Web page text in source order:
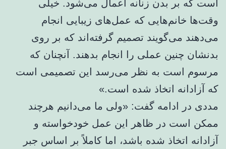
است که بر بدن زنانه اعمال می‌شود. خیلی
وقت‌ها خانم‌هایی که عمل‌های زیبایی انجام
می‌دهند می‌گویند تصمیم گرفته‌اند که بر روی
بدنشان چنین عملی را انجام بدهند. آنچنان که
مرسوم است به نظر می‌رسد این تصمیمی است
که آزادانه اتخاذ شده است.»
مددی در ادامه گفت: «ولی ما می‌دانیم هرچند
ممکن است در ظاهر این عمل خودخواسته و
آزادانه اتخاذ شده باشد، اما کاملاً بر اساس جبر